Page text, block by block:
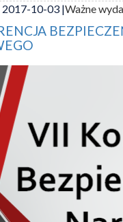
2017-10-03 |Ważne